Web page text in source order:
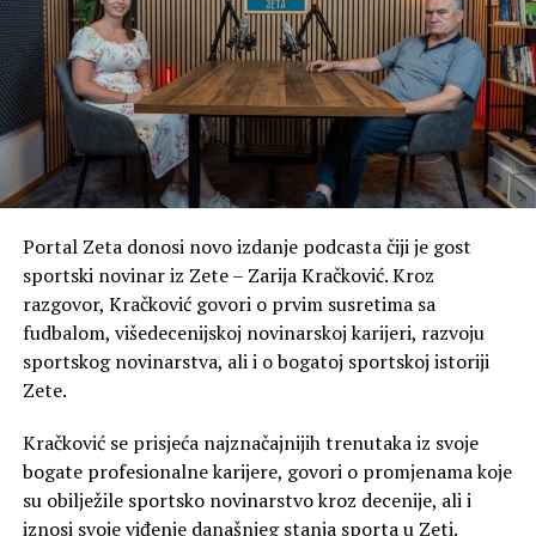
za roditelje i djecu.
„Sa druge strane, odsustvo stalnog pedijatra stvara
ogroman pritisak na roditelje, koji u stanjima akutnih
bolesti djece gube dragocjeno vrijeme u transportu i
čekaonicama drugih objekata“, ističu iz Grupe žena Zete.
Navode da razumiju problem nedostatka medicinskog
kadra, ali smatraju da to ne može biti razlog da građani
Zete nemaju zdravstvenu zaštitu kakvu imaju stanovnici
drugih područja.
„Razumijemo problem deficita medicinskog kadra, ali
smatramo da menadžment Doma zdravlja Glavnog
grada ima obavezu da preraspodjelom ljekara obezbijedi
ravnopravan tretman za građane Zete. Mi ne tražimo
privilegije, već osnovno ljudsko i zakonsko pravo na
liječenje u našoj opštini“, poručile su.
Portal Zeta donosi novo izdanje podcasta čiji je gost
sportski novinar iz Zete – Zarija Kračković. Kroz
razgovor, Kračković govori o prvim susretima sa
fudbalom, višedecenijskoj novinarskoj karijeri, razvoju
sportskog novinarstva, ali i o bogatoj sportskoj istoriji
Zete.
Kračković se prisjeća najznačajnijih trenutaka iz svoje
bogate profesionalne karijere, govori o promjenama koje
su obilježile sportsko novinarstvo kroz decenije, ali i
iznosi svoje viđenje današnjeg stanja sporta u Zeti.